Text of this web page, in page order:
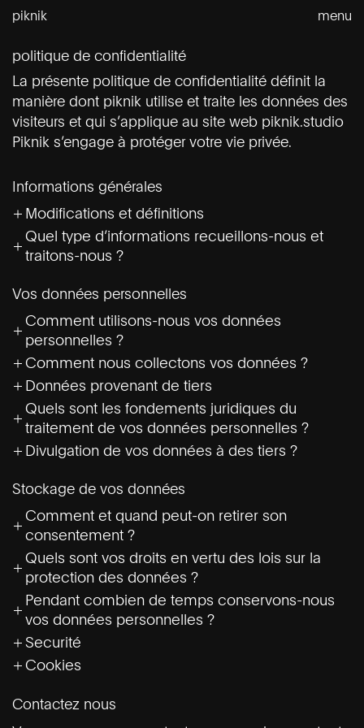
piknik menu
politique de confidentialité
La présente politique de confidentialité définit la
manière dont piknik utilise et traite les données des
visiteurs et qui s’applique au site web piknik.studio
Piknik s’engage à protéger votre vie privée.
Informations générales
Modifications et définitions
Quel type d’informations recueillons-nous et
traitons-nous ?
Vos données personnelles
Comment utilisons-nous vos données
personnelles ?
Comment nous collectons vos données ?
Données provenant de tiers
Quels sont les fondements juridiques du
traitement de vos données personnelles ?
Divulgation de vos données à des tiers ?
Stockage de vos données
Comment et quand peut-on retirer son
consentement ?
Quels sont vos droits en vertu des lois sur la
protection des données ?
Pendant combien de temps conservons-nous
vos données personnelles ?
Securité
Cookies
Contactez nous